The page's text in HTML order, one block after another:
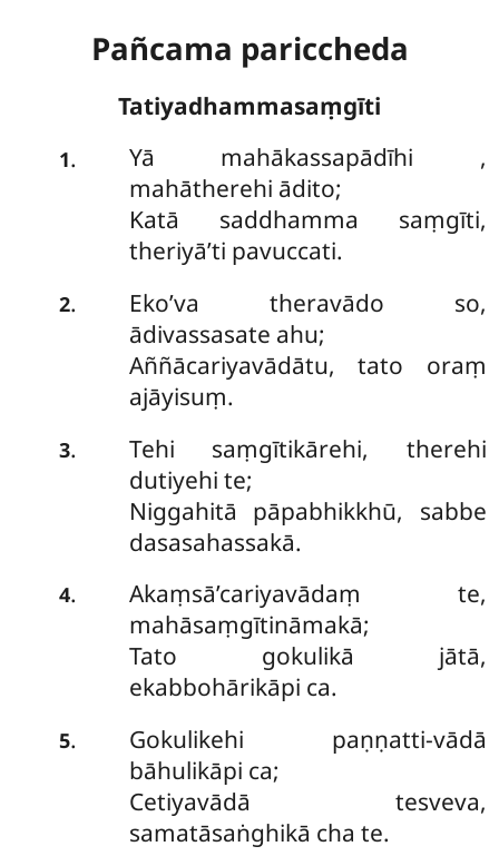
Pañcama pariccheda
Tatiyadhammasaṃgīti
1. Yā mahākassapādīhi ,
mahātherehi ādito;
Katā saddhamma saṃgīti,
theriyā’ti pavuccati.
2.
Eko’va theravādo so,
ādivassasate ahu;
Aññācariyavādātu, tato oraṃ
ajāyisuṃ.
3.
Tehi saṃgītikārehi, therehi
dutiyehi te;
Niggahitā pāpabhikkhū, sabbe
dasasahassakā.
4.
Akaṃsā’cariyavādaṃ te,
mahāsaṃgītināmakā;
Tato gokulikā jātā,
ekabbohārikāpi ca.
5.
Gokulikehi paṇṇatti-vādā
bāhulikāpi ca;
Cetiyavādā tesveva,
samatāsaṅghikā cha te.